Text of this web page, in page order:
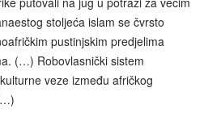
stoljeća islam se čvrsto
pustinjskim predjelima
(…) Robovlasnički sistem
veze između afričkog